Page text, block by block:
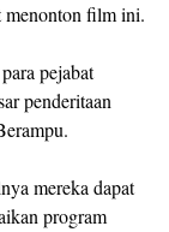
menonton film ini.
pejabat
penderitaan
mereka dapat
program